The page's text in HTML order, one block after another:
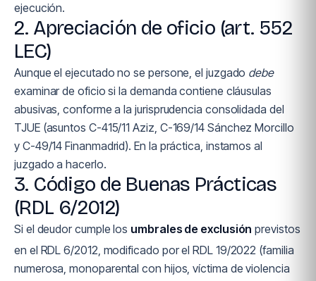
ejecución.
2. Apreciación de oficio (art. 552
LEC)
Aunque el ejecutado no se persone, el juzgado debe
examinar de oficio si la demanda contiene cláusulas
abusivas, conforme a la jurisprudencia consolidada del
TJUE (asuntos C-415/11 Aziz, C-169/14 Sánchez Morcillo
y C-49/14 Finanmadrid). En la práctica, instamos al
juzgado a hacerlo.
3. Código de Buenas Prácticas
(RDL 6/2012)
Si el deudor cumple los umbrales de exclusión previstos
en el RDL 6/2012, modificado por el RDL 19/2022 (familia
numerosa, monoparental con hijos, víctima de violencia